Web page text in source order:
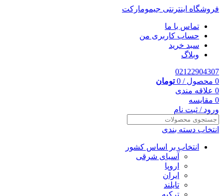
فروشگاه اینترنتی جیمومارکت
تماس با ما
حساب کاربری من
سبد خرید
وبلاگ
02122904307
0 محصول /
0 تومان
0 علاقه مندی
0 مقایسه
ورود / ثبت نام
انتخاب دسته بندی
انتخاب بر اساس کشور
آسیای شرقی
اروپا
ایران
تایلند
ترکیه